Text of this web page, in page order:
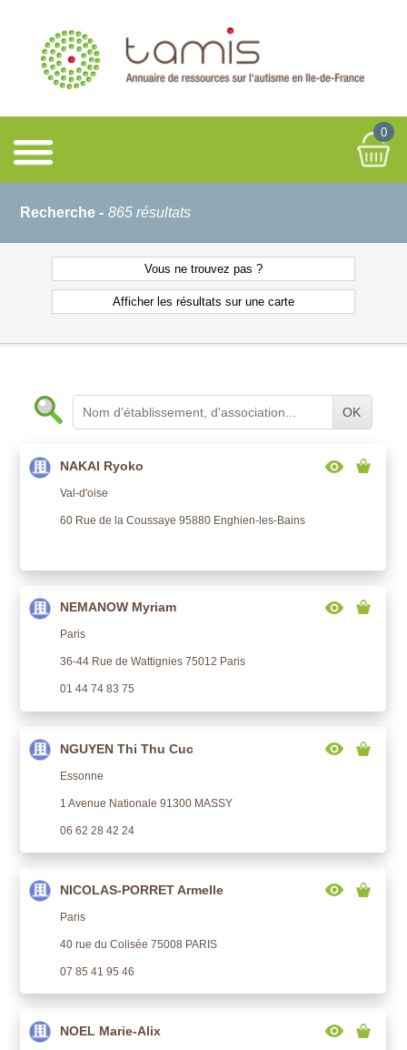
0
Recherche - 865 résultats
Vous ne trouvez pas ?
Afficher les résultats sur une carte
OK
NAKAI Ryoko
Val-d'oise
60 Rue de la Coussaye 95880 Enghien-les-Bains
NEMANOW Myriam
Paris
36-44 Rue de Wattignies 75012 Paris
01 44 74 83 75
NGUYEN Thi Thu Cuc
Essonne
1 Avenue Nationale 91300 MASSY
06 62 28 42 24
NICOLAS-PORRET Armelle
Paris
40 rue du Colisée 75008 PARIS
07 85 41 95 46
NOEL Marie-Alix